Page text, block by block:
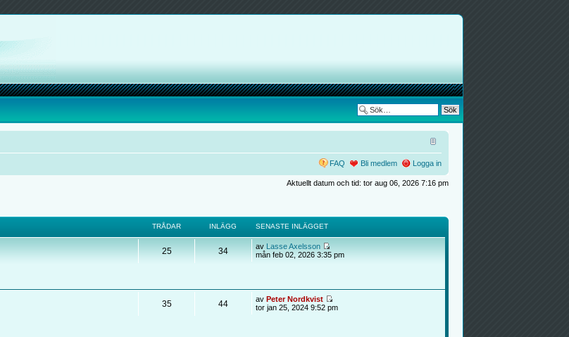
FAQ Bli medlem Logga in
Aktuellt datum och tid: tor aug 06, 2026 7:16 pm
TRÅDAR INLÄGG SENASTE INLÄGGET
25 34 av Lasse Axelsson
mån feb 02, 2026 3:35 pm
35 44 av Peter Nordkvist
tor jan 25, 2024 9:52 pm